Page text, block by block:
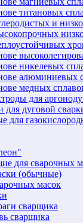
титановых
и
никелевых
алюминиевых
медных
для
дуговой
для
для сварочных
(обычные)
масок
сварщика
сварщика